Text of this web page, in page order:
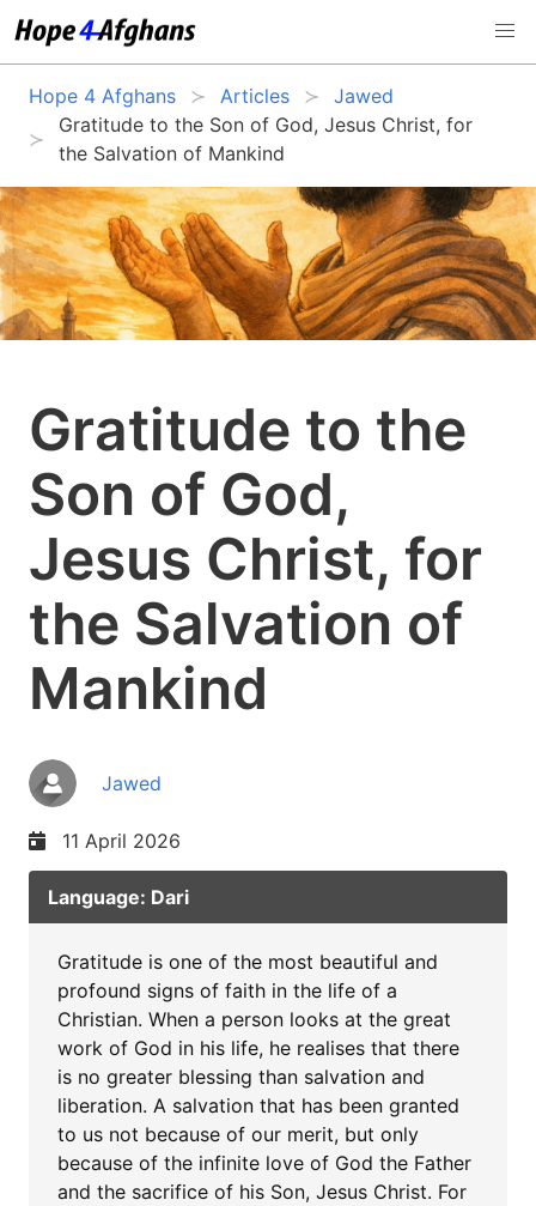
Hope 4 Afghans Articles
Jawed
Gratitude to the Son of God, Jesus Christ, for
the Salvation of Mankind
Gratitude to the
Son of God,
Jesus Christ, for
the Salvation of
Mankind
Jawed
11 April 2026
Language: Dari
Gratitude is one of the most beautiful and
profound signs of faith in the life of a
Christian. When a person looks at the great
work of God in his life, he realises that there
is no greater blessing than salvation and
liberation. A salvation that has been granted
to us not because of our merit, but only
because of the infinite love of God the Father
and the sacrifice of his Son, Jesus Christ. For